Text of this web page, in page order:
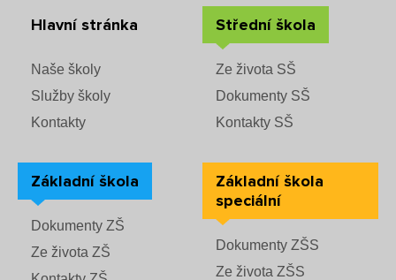
Hlavní stránka
Naše školy
Služby školy
Kontakty
Střední škola
Ze života SŠ
Dokumenty SŠ
Kontakty SŠ
Základní škola
Dokumenty ZŠ
Ze života ZŠ
Základní škola
speciální
Dokumenty ZŠS
Ze života ZŠS